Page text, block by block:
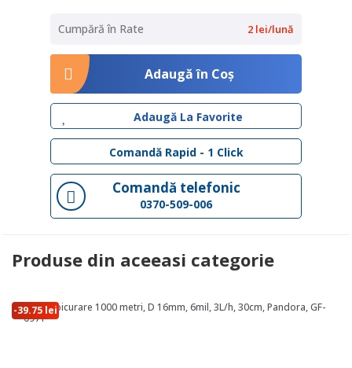
Cumpără în Rate 2 lei/lună
Adaugă în Coş
Adaugă La Favorite
Comandă Rapid - 1 Click
Comandă telefonic
0370-509-006
Produse din aceeasi categorie
-39.75 lei
Banda picurare 1000 metri, D 16mm, 6mil, 3L/h, 30cm, Pandora, GF-
0971